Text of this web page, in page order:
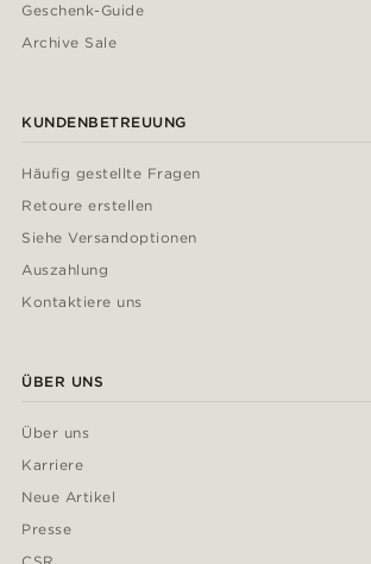
Geschenk-Guide
Archive Sale
KUNDENBETREUUNG
Häufig gestellte Fragen
Retoure erstellen
Siehe Versandoptionen
Auszahlung
Kontaktiere uns
ÜBER UNS
Über uns
Karriere
Neue Artikel
Presse